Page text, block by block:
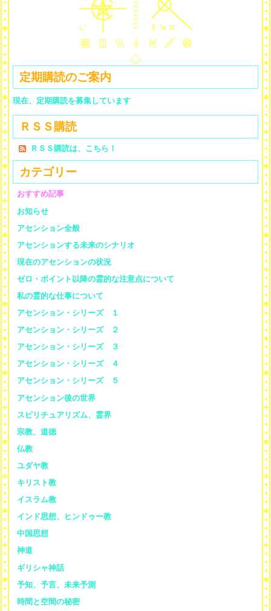
定期購読のご案内
現在、定期購読を募集しています
ＲＳＳ購読
ＲＳＳ購読は、こちら！
カテゴリー
おすすめ記事
お知らせ
アセンション全般
アセンションする未来のシナリオ
現在のアセンションの状況
ゼロ・ポイント以降の霊的な注意点について
私の霊的な仕事について
アセンション・シリーズ １
アセンション・シリーズ ２
アセンション・シリーズ ３
アセンション・シリーズ ４
アセンション・シリーズ ５
アセンション後の世界
スピリチュアリズム、霊界
宗教、道徳
仏教
ユダヤ教
キリスト教
イスラム教
インド思想、ヒンドゥー教
中国思想
神道
ギリシャ神話
予知、予言、未来予測
時間と空間の秘密